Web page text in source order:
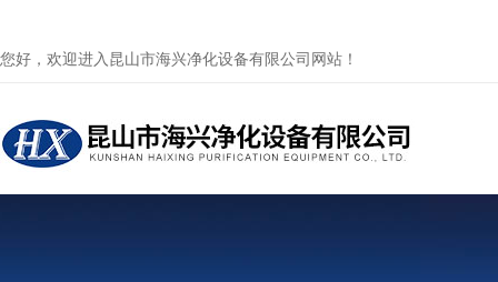
您好，欢迎进入昆山市海兴净化设备有限公司网站！